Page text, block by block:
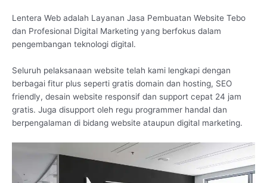
Lentera Web adalah Layanan Jasa Pembuatan Website Tebo
dan Profesional Digital Marketing yang berfokus dalam
pengembangan teknologi digital.
Seluruh pelaksanaan website telah kami lengkapi dengan
berbagai fitur plus seperti gratis domain dan hosting, SEO
friendly, desain website responsif dan support cepat 24 jam
gratis. Juga disupport oleh regu programmer handal dan
berpengalaman di bidang website ataupun digital marketing.